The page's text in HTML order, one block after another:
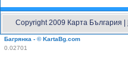
Copyright 2009 Карта България |
Багрянка - © KartaBg.com
0.02701